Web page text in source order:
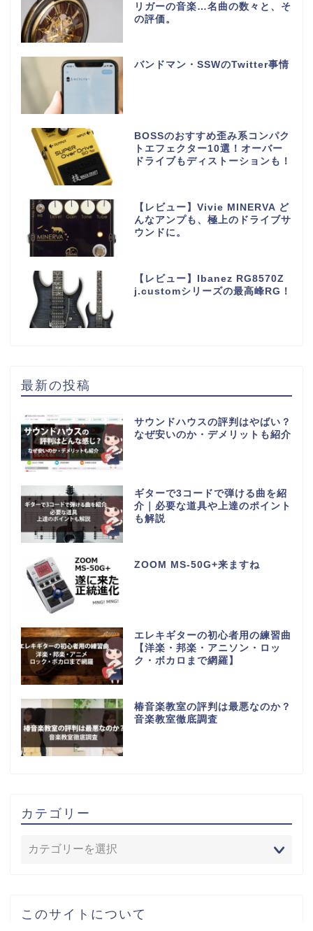
リガーの音楽…名曲の数々と、そ
の評価。
バンドマン・SSWのTwitter事情
BOSSのおすすめ歪み系コンパク
トエフェクター10選！オーバー
ドライブもディストーションも！
【レビュー】Vivie MINERVA ど
んなアンプも、極上のドライブサ
ウンドに。
【レビュー】Ibanez RG8570Z
j.customシリーズの最高峰RG！
最新の投稿
サウンドハウスの評判はやばい？
なぜ安いのか・デメリットも紹介
ギターで3コードで弾ける曲を紹
介｜必要な道具や上達のポイント
も解説
ZOOM MS-50G+来ますね
エレキギターの初心者用の練習曲
【洋楽・邦楽・アニソン・ロッ
ク・ボカロまで網羅】
椿音楽教室の評判は最悪なのか？
音楽教室徹底調査
カテゴリー
このサイトについて